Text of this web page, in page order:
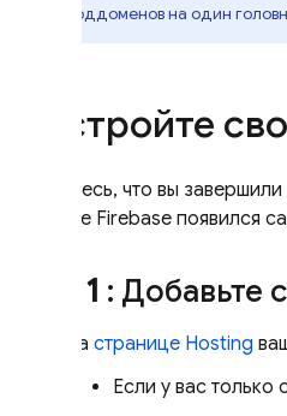
поддоменов на один
Настройте
Убедитесь, что вы
проекте Firebase появился
Шаг 1 : Добавьте
На странице Hosting
Если у вас только